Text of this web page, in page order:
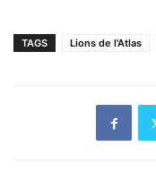
TAGS Lions de l'Atlas